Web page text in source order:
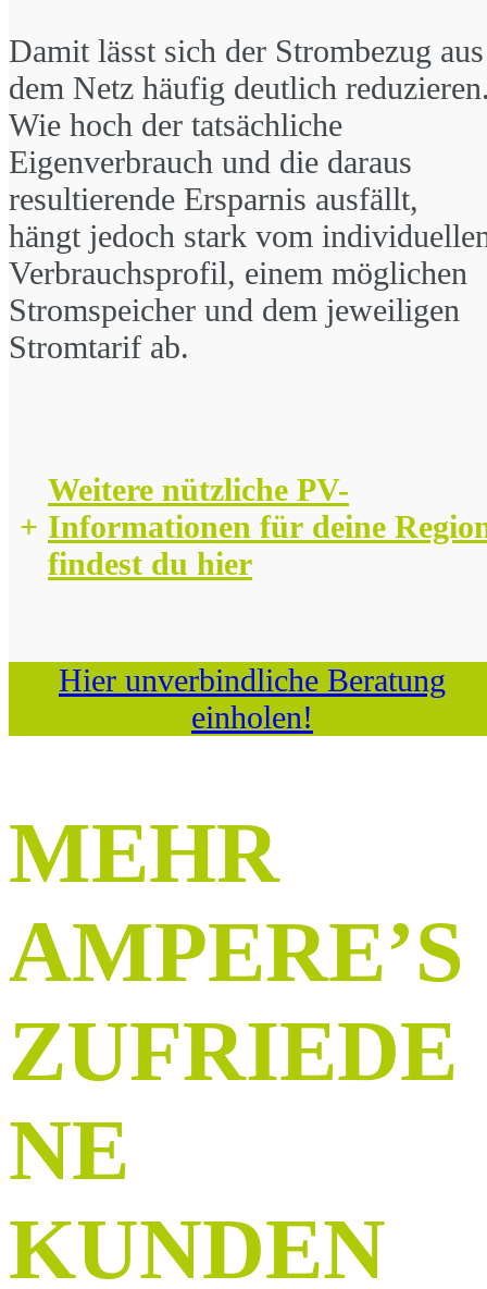
Damit lässt sich der Strombezug aus
dem Netz häufig deutlich
Wie hoch der tatsächliche
Eigenverbrauch und die daraus
resultierende Ersparnis ausfällt,
hängt jedoch stark vom
Verbrauchsprofil, einem möglichen
Stromspeicher und dem jeweiligen
Stromtarif ab.
+
Weitere nützliche PV-
Informationen für deine
findest du hier
Hier unverbindliche Beratung
einholen!
MEHR
AMPERE’S
ZUFRIEDE
NE
KUNDEN